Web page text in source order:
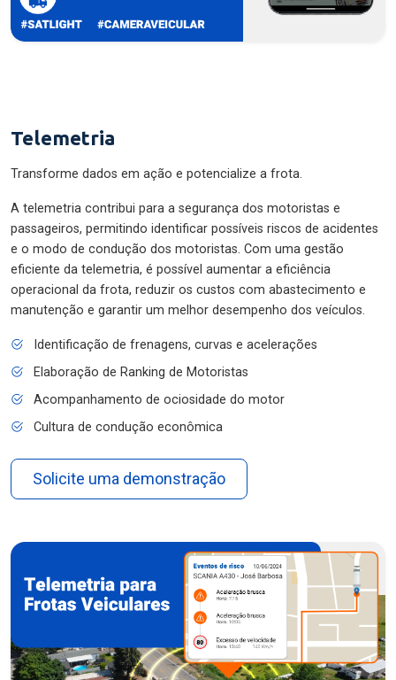
Telemetria
Transforme dados em ação e potencialize a frota.
A telemetria contribui para a segurança dos motoristas e
passageiros, permitindo identificar possíveis riscos de acidentes
e o modo de condução dos motoristas. Com uma gestão
eficiente da telemetria, é possível aumentar a eficiência
operacional da frota, reduzir os custos com abastecimento e
manutenção e garantir um melhor desempenho dos veículos.
Identificação de frenagens, curvas e acelerações
Elaboração de Ranking de Motoristas
Acompanhamento de ociosidade do motor
Cultura de condução econômica
Solicite uma demonstração